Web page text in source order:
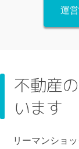
運
不動産
います
リーマンショ